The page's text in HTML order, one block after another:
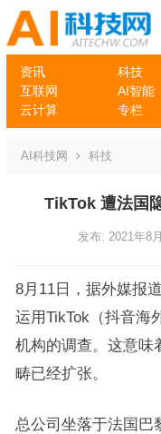
资讯 科技
互联网
AI智能
云计算
专栏
AI科技网 科技
TikTok 遭法国
发布: 2021年8
8月11日，据外媒报
运用TikTok（抖音海
机构的调查。这意味
畴已经扩张。
总公司坐落于法国巴